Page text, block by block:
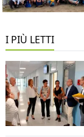
I PIÙ LETTI